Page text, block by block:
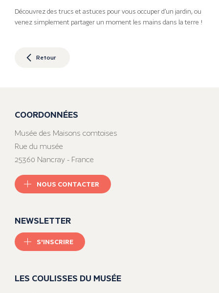
Découvrez des trucs et astuces pour vous occuper d’un jardin, ou
venez simplement partager un moment les mains dans la terre !
Retour
COORDONNÉES
Musée des Maisons comtoises
Rue du musée
25360 Nancray - France
NOUS CONTACTER
NEWSLETTER
S'INSCRIRE
LES COULISSES DU MUSÉE